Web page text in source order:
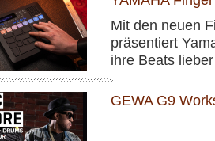
Mit den neuen
präsentiert
ihre Beats
GEWA G9